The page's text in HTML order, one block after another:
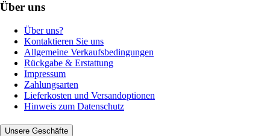
Über uns
Über uns?
Kontaktieren Sie uns
Allgemeine Verkaufsbedingungen
Rückgabe & Erstattung
Impressum
Zahlungsarten
Lieferkosten und Versandoptionen
Hinweis zum Datenschutz
Unsere Geschäfte